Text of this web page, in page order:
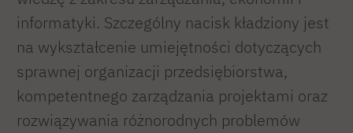
informatyki. Szczególny nacisk kładziony jest
na wykształcenie umiejętności dotyczących
sprawnej organizacji przedsiębiorstwa,
kompetentnego zarządzania projektami oraz
rozwiązywania różnorodnych problemów